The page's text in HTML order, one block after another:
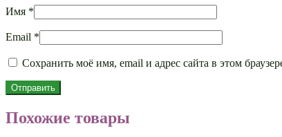
Имя *
Email *
Сохранить моё имя, email и адрес сайта в этом
Похожие товары